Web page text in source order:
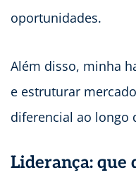
oportunidades.
Além disso, minha
e estruturar
diferencial ao longo
Liderança: que